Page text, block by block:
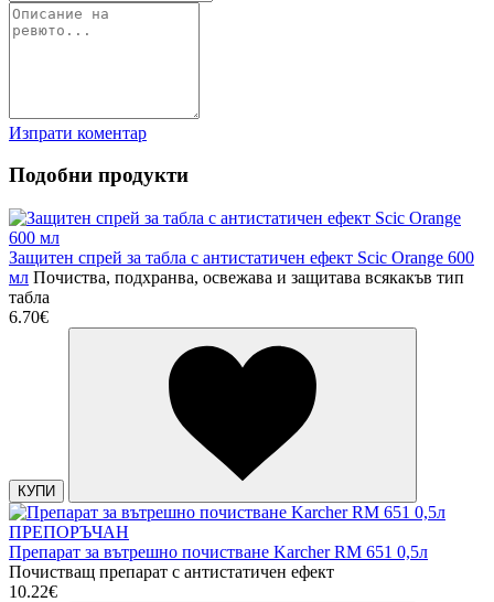
Изпрати коментар
Подобни продукти
Защитен спрей за табла с антистатичен ефект Scic Orange 600
мл Почиства, подхранва, освежава и защитава всякакъв тип
табла
6.70€
КУПИ
ПРЕПОРЪЧАН
Препарат за вътрешно почистване Karcher RM 651 0,5л
Почистващ препарат с антистатичен ефект
10.22€